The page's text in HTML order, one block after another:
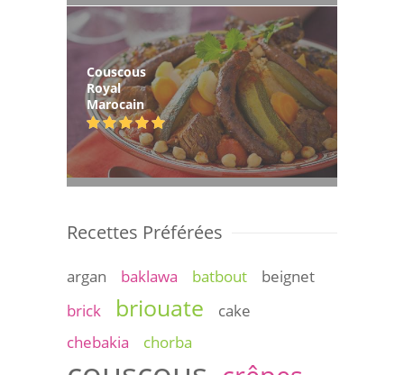
Couscous
Royal
Marocain
Recettes Préférées
argan baklawa batbout
beignet
brick
briouate
cake
chebakia
chorba